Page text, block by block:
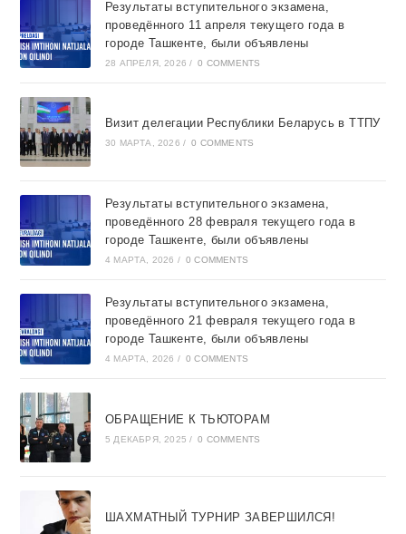
Результаты вступительного экзамена,
проведённого 11 апреля текущего года в
городе Ташкентe, были объявлены
28 АПРЕЛЯ, 2026 / 0 COMMENTS
Визит делегации Республики Беларусь в ТТПУ
30 МАРТА, 2026 / 0 COMMENTS
Результаты вступительного экзамена,
проведённого 28 февраля текущего года в
городе Ташкентe, были объявлены
4 МАРТА, 2026 / 0 COMMENTS
Результаты вступительного экзамена,
проведённого 21 февраля текущего года в
городе Ташкентe, были объявлены
4 МАРТА, 2026 / 0 COMMENTS
ОБРАЩЕНИЕ К ТЬЮТОРАМ
5 ДЕКАБРЯ, 2025 / 0 COMMENTS
ШАХМАТНЫЙ ТУРНИР ЗАВЕРШИЛСЯ!